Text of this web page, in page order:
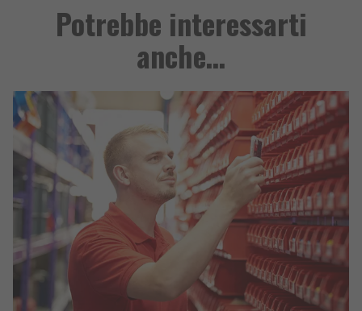
Potrebbe interessarti
anche…